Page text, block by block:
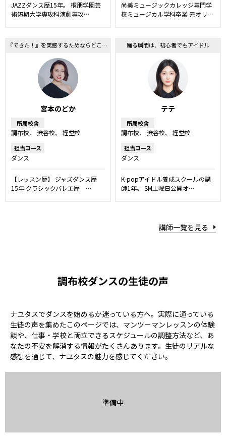
JAZZダンス歴15年。 桐朋学園芸
術短期大学専攻科演劇専攻…
尚美ミュージックカレッジ専門学
校ミュージカル学科卒業 元オリ…
『できた！』を実感するためならどこまでも教えます！！
宮本のどか
所属校舎
調布校 渋谷校 経堂校
担当コース
ダンス
【レッスン歴】 ジャズダンス歴
15年 クラシックバレエ歴 …
踊る瞬間は、初心者でもアイドル
テテ
所属校舎
調布校 渋谷校 経堂校
担当コース
ダンス
K-popアイドル養成スクールの講
師1年。 SM土曜日公開オ…
講師一覧を見る
調布校ダンスの生徒の声
ナユタスでダンスを始めるか迷っている方へ。実際に通っている
生徒の声を集めたこのページでは、マンツーマンレッスンの体験
談や、仕事・学校と両立できるスケジュールの調整方法など、あ
なたの不安を解消する情報がたくさんあります。生徒のリアルな
感想を通じて、ナユタスの魅力を感じてください。
準備中